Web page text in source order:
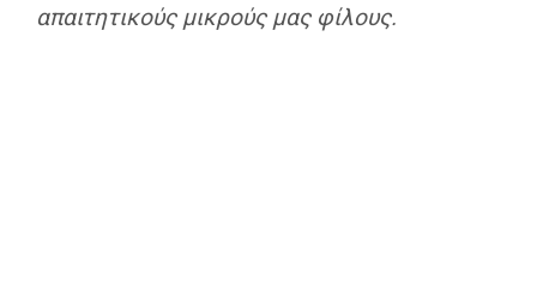
απαιτητικούς μικρούς μας φίλους.